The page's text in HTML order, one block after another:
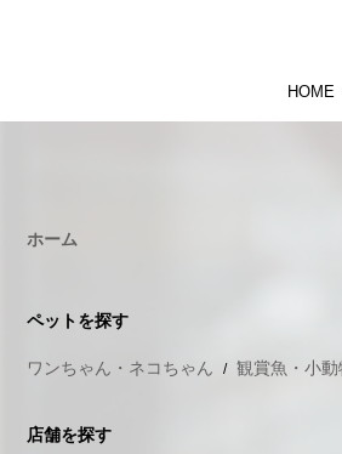
HOME
ホーム
ペットを探す
ワンちゃん・ネコちゃん 観賞魚・小動
店舗を探す